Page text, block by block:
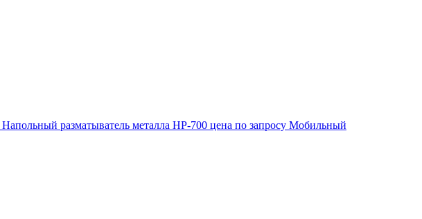
Напольный разматыватель металла HP-700 цена по запросу Мобильный